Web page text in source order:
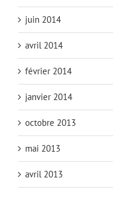
juin 2014
avril 2014
février 2014
janvier 2014
octobre 2013
mai 2013
avril 2013